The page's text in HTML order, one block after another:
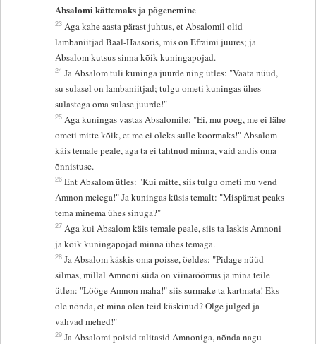
Absalomi kättemaks ja põgenemine
23 Aga kahe aasta pärast juhtus, et Absalomil olid
lambaniitjad Baal-Haasoris, mis on Efraimi juures; ja
Absalom kutsus sinna kõik kuningapojad.
24 Ja Absalom tuli kuninga juurde ning ütles: "Vaata nüüd,
su sulasel on lambaniitjad; tulgu ometi kuningas ühes
sulastega oma sulase juurde!"
25 Aga kuningas vastas Absalomile: "Ei, mu poeg, me ei lähe
ometi mitte kõik, et me ei oleks sulle koormaks!" Absalom
käis temale peale, aga ta ei tahtnud minna, vaid andis oma
õnnistuse.
26 Ent Absalom ütles: "Kui mitte, siis tulgu ometi mu vend
Amnon meiega!" Ja kuningas küsis temalt: "Mispärast peaks
tema minema ühes sinuga?"
27 Aga kui Absalom käis temale peale, siis ta laskis Amnoni
ja kõik kuningapojad minna ühes temaga.
28 Ja Absalom käskis oma poisse, öeldes: "Pidage nüüd
silmas, millal Amnoni süda on viinarõõmus ja mina teile
ütlen: "Lööge Amnon maha!" siis surmake ta kartmata! Eks
ole nõnda, et mina olen teid käskinud? Olge julged ja
vahvad mehed!"
29 Ja Absalomi poisid talitasid Amnoniga, nõnda nagu